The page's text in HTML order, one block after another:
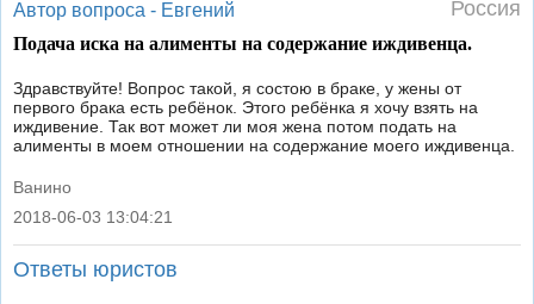
Автор вопроса - Евгений Россия
Подача иска на алименты на содержание иждивенца.
Здравствуйте! Вопрос такой, я состою в браке, у жены от
первого брака есть ребёнок. Этого ребёнка я хочу взять на
иждивение. Так вот может ли моя жена потом подать на
алименты в моем отношении на содержание моего иждивенца.
Ванино
|
2018-06-03 13:04:21
Ответы юристов